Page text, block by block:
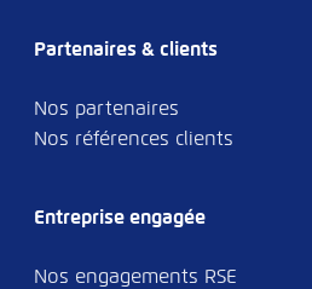
Partenaires & clients
Nos partenaires
Nos références clients
Entreprise engagée
Nos engagements RSE